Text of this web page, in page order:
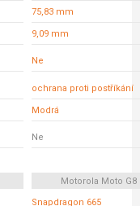
75,83 mm
9,09 mm
Ne
ochrana proti postříkání
Modrá
Ne
Motorola Moto G8
Snapdragon 665